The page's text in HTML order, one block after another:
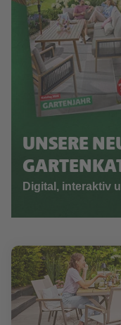
UNSERE
Digital, interaktiv